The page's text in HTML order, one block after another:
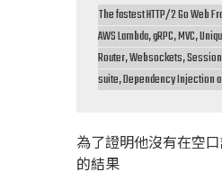
The fastest HTTP/2 Go Web
AWS Lambda, gRPC, MVC,
Router, Websockets,
suite, Dependency Injection
為了證明他沒有在空
的結果